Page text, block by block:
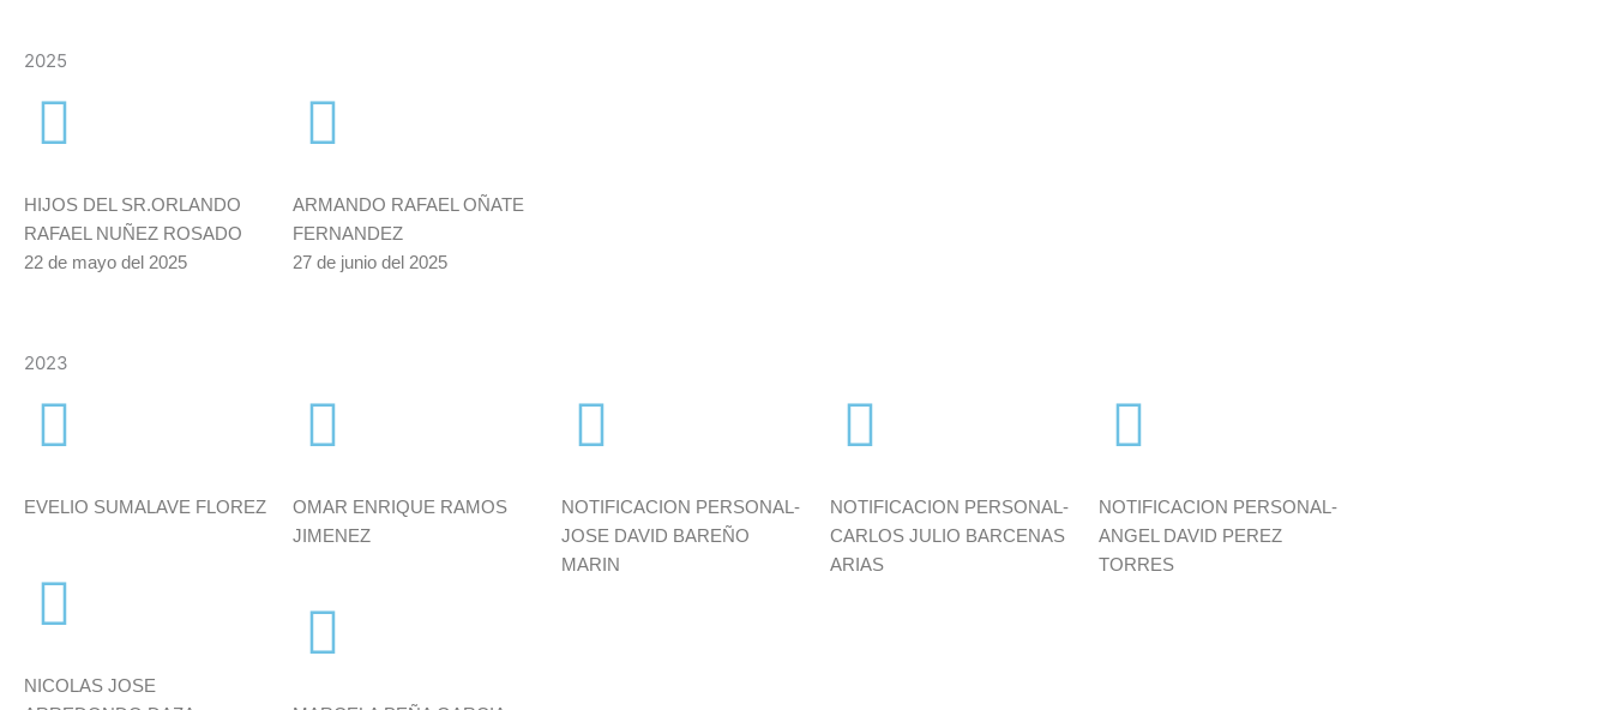
2025
HIJOS DEL SR.ORLANDO
RAFAEL NUÑEZ ROSADO
22 de mayo del 2025
ARMANDO RAFAEL OÑATE
FERNANDEZ
27 de junio del 2025
2023
EVELIO SUMALAVE FLOREZ
NICOLAS JOSE
OMAR ENRIQUE RAMOS
JIMENEZ
NOTIFICACION PERSONAL-
JOSE DAVID BAREÑO
MARIN
NOTIFICACION PERSONAL-
CARLOS JULIO BARCENAS
ARIAS
NOTIFICACION PERSONAL-
ANGEL DAVID PEREZ
TORRES